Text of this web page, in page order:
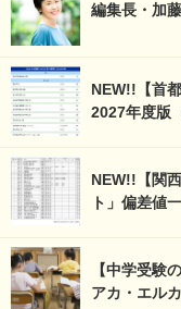
編集長・加
NEW!!【首
2027年度版
NEW!!【関
ト」偏差値
【中学受験
アカ・エル